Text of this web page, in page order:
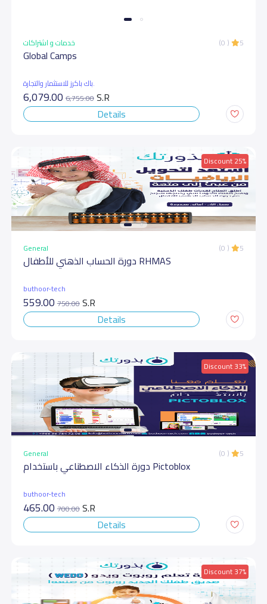
خدمات و اشتراكات (0 ) 5
Global Camps
باك باكرز للاستثمار والتجارة.
6,079.00 6,755.00S.R
Details
Discount 25%
General (0 ) 5
دورة الحساب الذهني للأطفال RHMAS
buthoor-tech
559.00 750.00S.R
Details
Discount 33%
General (0 ) 5
دورة الذكاء الاصطناعي باستخدام Pictoblox
buthoor-tech
465.00 700.00S.R
Details
Discount 37%